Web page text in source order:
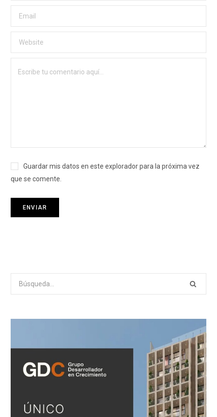
Guardar mis datos en este explorador para la próxima vez
que se comente.
Search